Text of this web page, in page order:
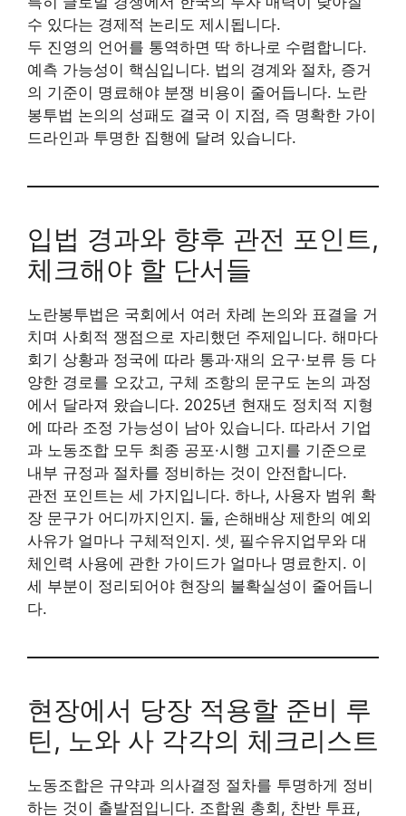
수 있다는 경제적 논리도 제시됩니다.
두 진영의 언어를 통역하면 딱 하나로 수렴합니다.
예측 가능성이 핵심입니다. 법의 경계와 절차, 증거
의 기준이 명료해야 분쟁 비용이 줄어듭니다. 노란
봉투법 논의의 성패도 결국 이 지점, 즉 명확한 가이
드라인과 투명한 집행에 달려 있습니다.
입법 경과와 향후 관전 포인트,
체크해야 할 단서들
노란봉투법은 국회에서 여러 차례 논의와 표결을 거
치며 사회적 쟁점으로 자리했던 주제입니다. 해마다
회기 상황과 정국에 따라 통과·재의 요구·보류 등 다
양한 경로를 오갔고, 구체 조항의 문구도 논의 과정
에서 달라져 왔습니다. 2025년 현재도 정치적 지형
에 따라 조정 가능성이 남아 있습니다. 따라서 기업
과 노동조합 모두 최종 공포·시행 고지를 기준으로
내부 규정과 절차를 정비하는 것이 안전합니다.
관전 포인트는 세 가지입니다. 하나, 사용자 범위 확
장 문구가 어디까지인지. 둘, 손해배상 제한의 예외
사유가 얼마나 구체적인지. 셋, 필수유지업무와 대
체인력 사용에 관한 가이드가 얼마나 명료한지. 이
세 부분이 정리되어야 현장의 불확실성이 줄어듭니
다.
현장에서 당장 적용할 준비 루
틴, 노와 사 각각의 체크리스트
노동조합은 규약과 의사결정 절차를 투명하게 정비
하는 것이 출발점입니다. 조합원 총회, 찬반 투표,